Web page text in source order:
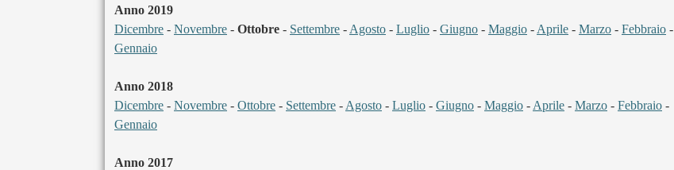
Anno 2019
Dicembre - Novembre - Ottobre - Settembre - Agosto - Luglio - Giugno - Maggio - Aprile - Marzo - Febbraio -
Gennaio
Anno 2018
Dicembre - Novembre - Ottobre - Settembre - Agosto - Luglio - Giugno - Maggio - Aprile - Marzo - Febbraio -
Gennaio
Anno 2017